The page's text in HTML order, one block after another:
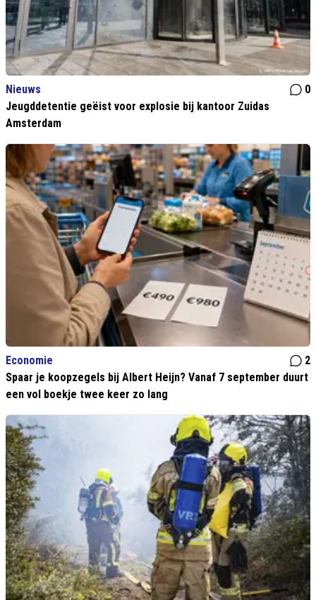
Nieuws
0
Jeugddetentie geëist voor explosie bij kantoor Zuidas
Amsterdam
Economie
2
Spaar je koopzegels bij Albert Heijn? Vanaf 7 september duurt
een vol boekje twee keer zo lang